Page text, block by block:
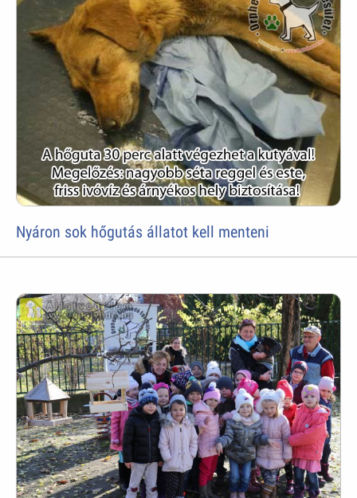
Nyáron sok hőgutás állatot kell menteni